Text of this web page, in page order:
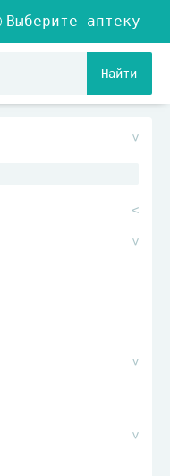
Найти